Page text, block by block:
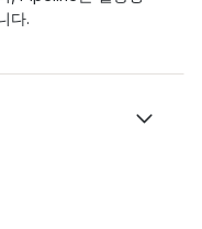
다.